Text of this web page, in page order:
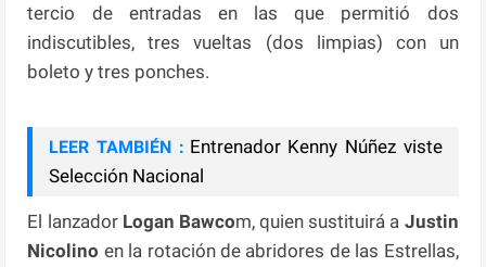
tercio de entradas en las que permitió dos
indiscutibles, tres vueltas (dos limpias) con un
boleto y tres ponches.
LEER TAMBIÉN : Entrenador Kenny Núñez viste
Selección Nacional
El lanzador Logan Bawcom, quien sustituirá a Justin
Nicolino en la rotación de abridores de las Estrellas,